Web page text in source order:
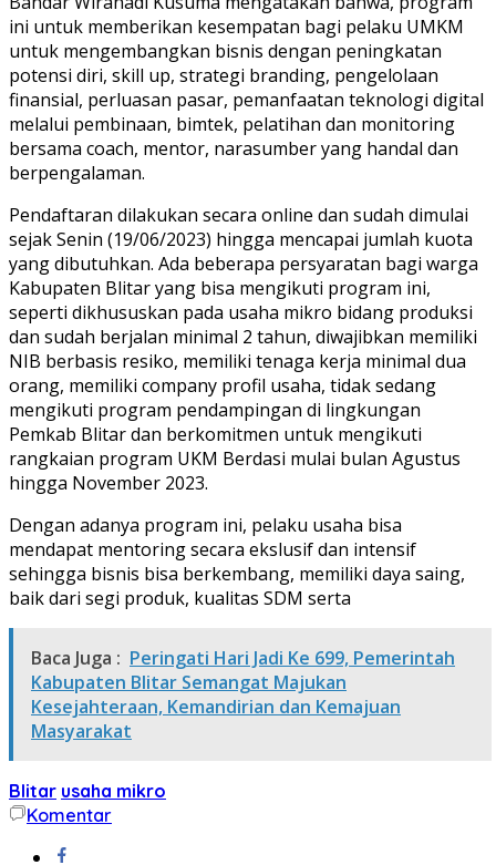
ini untuk memberikan kesempatan bagi pelaku UMKM
untuk mengembangkan bisnis dengan peningkatan
potensi diri, skill up, strategi branding, pengelolaan
finansial, perluasan pasar, pemanfaatan teknologi digital
melalui pembinaan, bimtek, pelatihan dan monitoring
bersama coach, mentor, narasumber yang handal dan
berpengalaman.
Pendaftaran dilakukan secara online dan sudah dimulai
sejak Senin (19/06/2023) hingga mencapai jumlah kuota
yang dibutuhkan. Ada beberapa persyaratan bagi warga
Kabupaten Blitar yang bisa mengikuti program ini,
seperti dikhususkan pada usaha mikro bidang produksi
dan sudah berjalan minimal 2 tahun, diwajibkan memiliki
NIB berbasis resiko, memiliki tenaga kerja minimal dua
orang, memiliki company profil usaha, tidak sedang
mengikuti program pendampingan di lingkungan
Pemkab Blitar dan berkomitmen untuk mengikuti
rangkaian program UKM Berdasi mulai bulan Agustus
hingga November 2023.
Dengan adanya program ini, pelaku usaha bisa
mendapat mentoring secara ekslusif dan intensif
sehingga bisnis bisa berkembang, memiliki daya saing,
baik dari segi produk, kualitas SDM serta
Baca Juga : Peringati Hari Jadi Ke 699, Pemerintah
Kabupaten Blitar Semangat Majukan
Kesejahteraan, Kemandirian dan Kemajuan
Masyarakat
Blitar usaha mikro
Komentar